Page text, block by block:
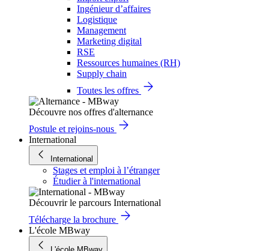
Ingénieur d’affaires
Logistique
Management
Marketing digital
RSE
Ressources humaines (RH)
Supply chain
Toutes les offres
Découvre nos offres d'alternance
Postule et rejoins-nous
International
International
Stages et emploi à l’étranger
Étudier à l'international
Découvrir le parcours International
Télécharge la brochure
L'école MBway